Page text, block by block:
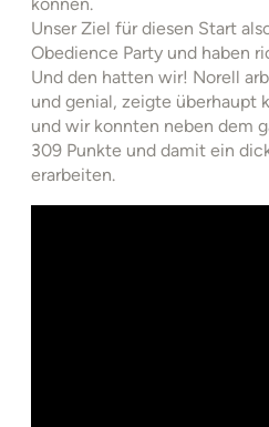
Unser Ziel für diesen Start
Obedience Party und haben
Und den hatten wir! Norell
und genial, zeigte überhaupt
und wir konnten neben dem
309 Punkte und damit ein
erarbeiten.